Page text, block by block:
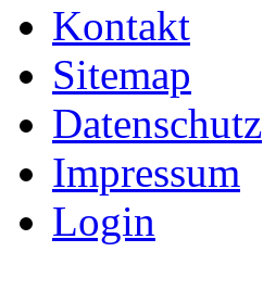
Kontakt
Sitemap
Datenschutz
Impressum
Login